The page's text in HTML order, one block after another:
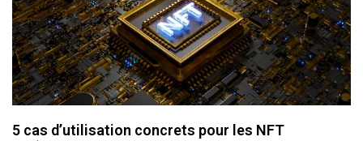
5 cas d’utilisation concrets pour les NFT